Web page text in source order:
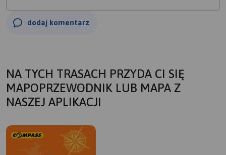
dodaj komentarz
NA TYCH TRASACH PRZYDA CI SIĘ
MAPOPRZEWODNIK LUB MAPA Z
NASZEJ APLIKACJI